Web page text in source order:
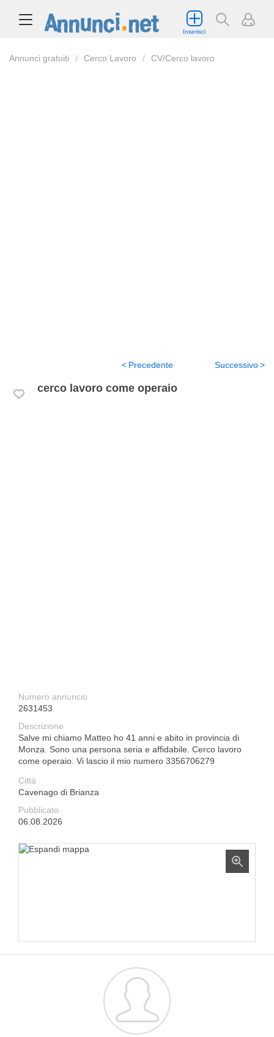
Inserisci
Annunci gratuiti Cerco Lavoro CV/Cerco lavoro
cerco lavoro come operaio
Precedente Successivo
Numero annuncio
2631453
Descrizione
Salve mi chiamo Matteo ho 41 anni e abito in provincia di
Monza. Sono una persona seria e affidabile. Cerco lavoro
come operaio. Vi lascio il mio numero 3356706279
Città
Cavenago di Brianza
Pubblicato
06.08.2026